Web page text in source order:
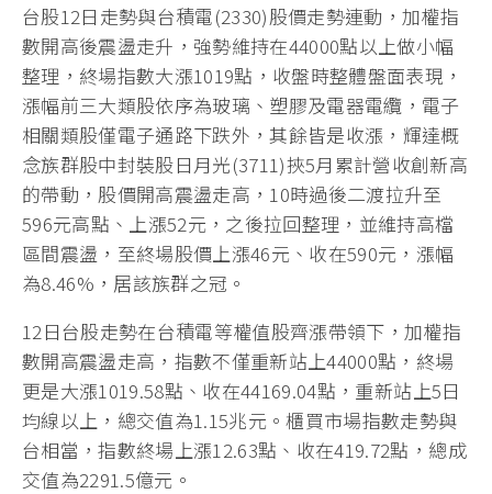
台股12日走勢與台積電(2330)股價走勢連動，加權指
數開高後震盪走升，強勢維持在44000點以上做小幅
整理，終場指數大漲1019點，收盤時整體盤面表現，
漲幅前三大類股依序為玻璃、塑膠及電器電纜，電子
相關類股僅電子通路下跌外，其餘皆是收漲，輝達概
念族群股中封裝股日月光(3711)挾5月累計營收創新高
的帶動，股價開高震盪走高，10時過後二渡拉升至
596元高點、上漲52元，之後拉回整理，並維持高檔
區間震盪，至終場股價上漲46元、收在590元，漲幅
為8.46%，居該族群之冠。
12日台股走勢在台積電等權值股齊漲帶領下，加權指
數開高震盪走高，指數不僅重新站上44000點，終場
更是大漲1019.58點、收在44169.04點，重新站上5日
均線以上，總交值為1.15兆元。櫃買市場指數走勢與
台相當，指數終場上漲12.63點、收在419.72點，總成
交值為2291.5億元。